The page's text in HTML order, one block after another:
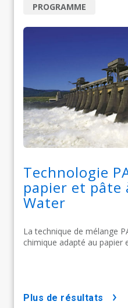
Technologie
papier et pâte
Water
La technique de mélange
chimique adapté au papier
PROGRAMME
plus de résultats